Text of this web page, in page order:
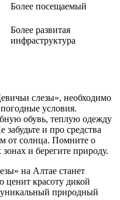
Более посещаемый
Более развитая
инфраструктура
слезы», необходимо
условия.
обувь, теплую одежду
и про средства
от солнца. Помните о
и берегите природу.
на Алтае станет
ценит красоту дикой
природный